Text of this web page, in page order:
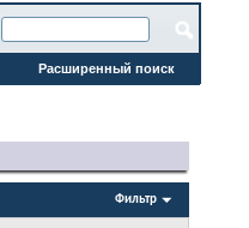
Расширенный поиск
Фильтр